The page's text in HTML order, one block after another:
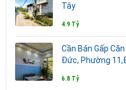
Tây
4.9 Tỷ
Cần Bán Gấp
Đức, Phường
6.8 Tỷ